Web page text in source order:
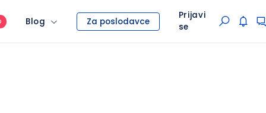
Blog Za poslodavce
Prijavi
se